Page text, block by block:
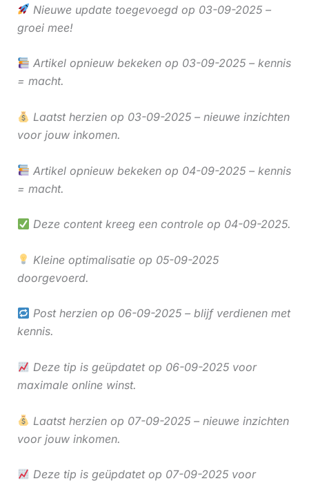
Nieuwe update toegevoegd op 03-09-2025 –
groei mee!
Artikel opnieuw bekeken op 03-09-2025 – kennis
= macht.
Laatst herzien op 03-09-2025 – nieuwe inzichten
voor jouw inkomen.
Artikel opnieuw bekeken op 04-09-2025 – kennis
= macht.
Deze content kreeg een controle op 04-09-2025.
Kleine optimalisatie op 05-09-2025
doorgevoerd.
Post herzien op 06-09-2025 – blijf verdienen met
kennis.
Deze tip is geüpdatet op 06-09-2025 voor
maximale online winst.
Laatst herzien op 07-09-2025 – nieuwe inzichten
voor jouw inkomen.
Deze tip is geüpdatet op 07-09-2025 voor